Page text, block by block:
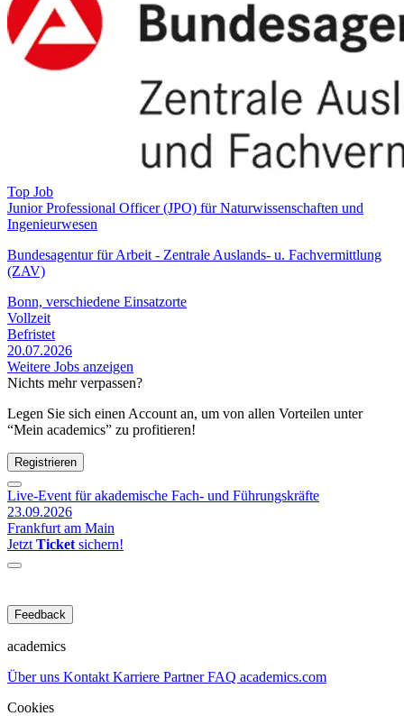
Top Job
Junior Professional Officer (JPO) für Naturwissenschaften und
Ingenieurwesen
Bundesagentur für Arbeit - Zentrale Auslands- u. Fachvermittlung
(ZAV)
Bonn, verschiedene Einsatzorte
Vollzeit
Befristet
20.07.2026
Weitere Jobs anzeigen
Nichts mehr verpassen?
Legen Sie sich einen Account an, um von allen Vorteilen unter
“Mein academics” zu profitieren!
Registrieren
Live-Event für akademische Fach- und Führungskräfte
23.09.2026
Frankfurt am Main
Jetzt Ticket sichern!
Feedback
academics
Über uns Kontakt Karriere PartnerFAQ academics.com
Cookies